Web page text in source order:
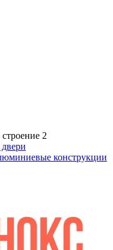
2
конструкции